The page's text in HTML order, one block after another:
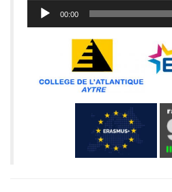
Lecteur
audio
00:00